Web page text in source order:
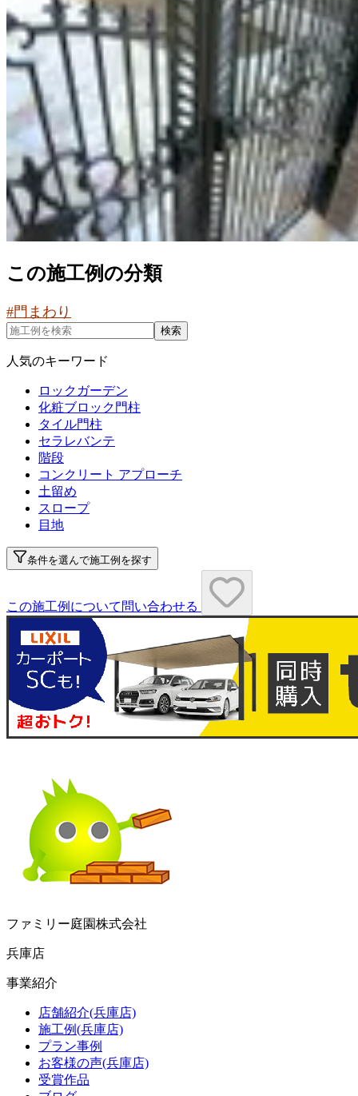
この施工例の分類
#門まわり
検索
人気のキーワード
ロックガーデン
化粧ブロック門柱
タイル門柱
セラレバンテ
階段
コンクリート アプローチ
土留め
スロープ
目地
条件を選んで施工例を探す
この施工例について問い合わせる
ファミリー庭園株式会社
兵庫店
事業紹介
店舗紹介(兵庫店)
施工例(兵庫店)
プラン事例
お客様の声(兵庫店)
受賞作品